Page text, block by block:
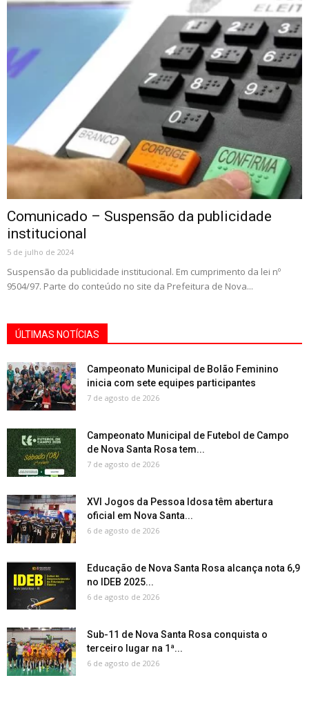
Comunicado – Suspensão da publicidade
institucional
5 de julho de 2024
Suspensão da publicidade institucional. Em cumprimento da lei nº
9504/97. Parte do conteúdo no site da Prefeitura de Nova...
ÚLTIMAS NOTÍCIAS
Campeonato Municipal de Bolão Feminino
inicia com sete equipes participantes
7 de agosto de 2026
Campeonato Municipal de Futebol de Campo
de Nova Santa Rosa tem...
7 de agosto de 2026
XVI Jogos da Pessoa Idosa têm abertura
oficial em Nova Santa...
6 de agosto de 2026
Educação de Nova Santa Rosa alcança nota 6,9
no IDEB 2025...
6 de agosto de 2026
Sub-11 de Nova Santa Rosa conquista o
terceiro lugar na 1ª...
6 de agosto de 2026